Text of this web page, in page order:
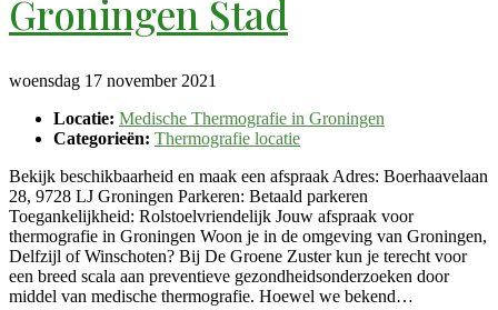
Groningen Stad
woensdag 17 november 2021
Locatie: Medische Thermografie in Groningen
Categorieën: Thermografie locatie
Bekijk beschikbaarheid en maak een afspraak Adres: Boerhaavelaan
28, 9728 LJ Groningen Parkeren: Betaald parkeren
Toegankelijkheid: Rolstoelvriendelijk Jouw afspraak voor
thermografie in Groningen Woon je in de omgeving van Groningen,
Delfzijl of Winschoten? Bij De Groene Zuster kun je terecht voor
een breed scala aan preventieve gezondheidsonderzoeken door
middel van medische thermografie. Hoewel we bekend…